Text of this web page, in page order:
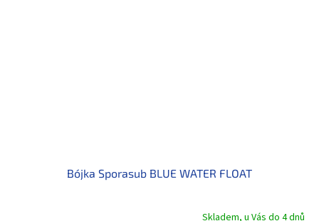
Bójka Sporasub BLUE WATER FLOAT
Skladem, u Vás do 4 dnů